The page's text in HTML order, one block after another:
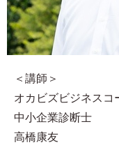
＜講師＞
オカビズビジネスコ
中小企業診断士
高橋康友